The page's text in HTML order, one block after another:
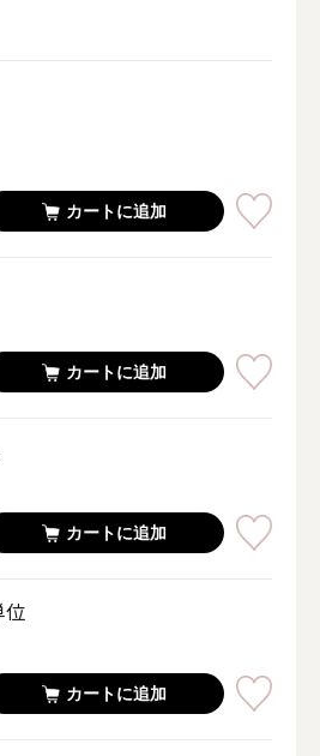
カートに追加
カートに追加
カートに追加
カートに追加